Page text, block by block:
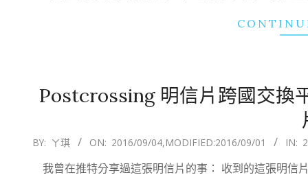
Postcrossing 明信片跨國交換
2016-
BY: ㄚ琪 ON: 2016/09/04,MODIFIED:2016/09/01 IN:
我曾在推特分享過這張明信片的事： 收到的這張明信